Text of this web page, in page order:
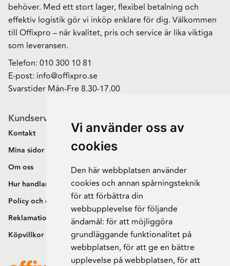
Vi använder oss av
cookies
Den här webbplatsen använder
cookies och annan spårningsteknik
för att förbättra din
webbupplevelse för följande
ändamål: för att möjliggöra
grundläggande funktionalitet på
webbplatsen,för att ge en bättre
upplevelse på webbplatsen,för att
behöver. Med ett stort lager, flexibel betalning och
effektiv logistik gör vi inköp enklare för dig. Välkommen
till Offixpro – när kvalitet, pris och service är lika viktiga
som leveransen.
Telefon: 010 300 10 81
E-post: info@offixpro.se
Svarstider Mån-Fre 8.30-17.00
Kundservice
Kontakt
Mina sidor
Om oss
Hur handlar jag?
Policy och cookies
Reklamation och retur
Köpvillkor